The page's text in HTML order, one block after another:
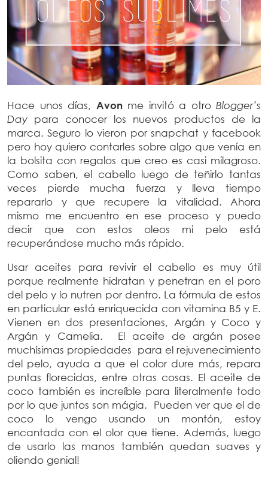
Hace unos días, Avonme invitó a otro Blogger’s
Day para conocer los nuevos productos de la
marca. Seguro lo vieron por snapchat y facebook
pero hoy quiero contarles sobre algo que venía en
la bolsita con regalos que creo es casi milagroso.
Como saben, el cabello luego de teñirlo tantas
veces pierde mucha fuerza y lleva tiempo
repararlo y que recupere la vitalidad. Ahora
mismo me encuentro en ese proceso y puedo
decir que con estos oleos mi pelo está
recuperándose mucho más rápido.
Usar aceites para revivir el cabello es muy útil
porque realmente hidratan y penetran en el poro
del pelo y lo nutren por dentro. La fórmula de estos
en particular está enriquecida con vitamina B5 y E.
Vienen en dos presentaciones, Argán y Coco y
Argán y Camelia. El aceite de argán posee
muchísimas propiedades para el rejuvenecimiento
del pelo, ayuda a que el color dure más, repara
puntas florecidas, entre otras cosas. El aceite de
coco también es increíble para literalmente todo
por lo que juntos son mágia. Pueden ver que el de
coco lo vengo usando un montón, estoy
encantada con el olor que tiene. Además, luego
de usarlo las manos también quedan suaves y
oliendo genial!